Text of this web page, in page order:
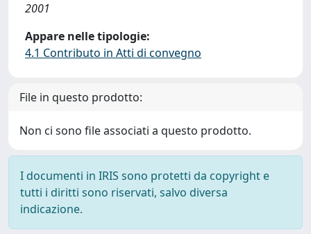
2001
Appare nelle tipologie:
4.1 Contributo in Atti di convegno
File in questo prodotto:
Non ci sono file associati a questo prodotto.
I documenti in IRIS sono protetti da copyright e
tutti i diritti sono riservati, salvo diversa
indicazione.